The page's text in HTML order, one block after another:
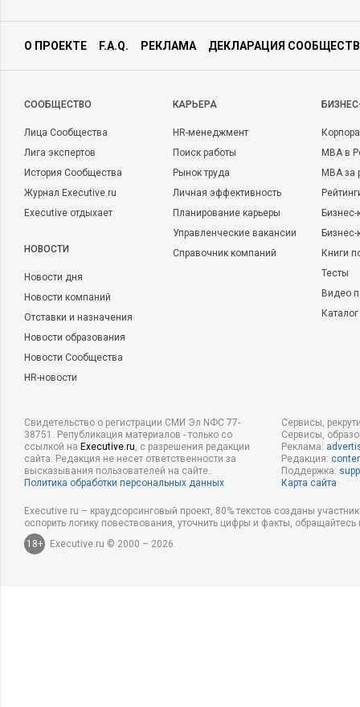
О ПРОЕКТЕ F.A.Q. РЕКЛАМА ДЕКЛАРАЦИЯ
CООБЩЕСТВО
Лица Сообщества
Лига экспертов
История Сообщества
Журнал Executive.ru
Executive отдыхает
НОВОСТИ
Новости дня
Новости компаний
Отставки и назначения
Новости образования
Новости Сообщества
HR-новости
КАРЬЕРА
HR-менеджмент
Поиск работы
Рынок труда
Личная эффективность
Планирование карьеры
Управленческие вакансии
Справочник компаний
MBA в
MBA
Бизнес-
Книги
Тесты
Видео
Свидетельство о регистрации СМИ Эл NФС 77-
38751. Републикация материалов - только со
ссылкой на Executive.ru, с разрешения редакции
сайта. Редакция не несет ответственности за
высказывания пользователей на сайте.
Политика обработки персональных данных
Сервисы,
Сервисы,
Реклама:
Редакция:
Поддержка:
Карта сайта
Executive.ru – краудсорсинговый проект, 80% текстов созданы
оспорить логику повествования, уточнить цифры и факты,
18+
Executive.ru © 2000 – 2026.